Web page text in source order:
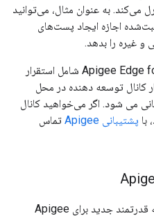
می‌کند. به عنوان مثال، می‌توانید
اجازه ایجاد پست‌های
و غیره را بدهد.
اسکریپت استقرار Apigee Edge for Private Cloud شامل استقرار
کانال توسعه دهنده در محل
می شود. اگر می‌خواهید کانال
با پشتیبانی Apigee
تماس
خدمات کسب درآمد Edge یک افزونه قدرتمند جدید برای Apigee